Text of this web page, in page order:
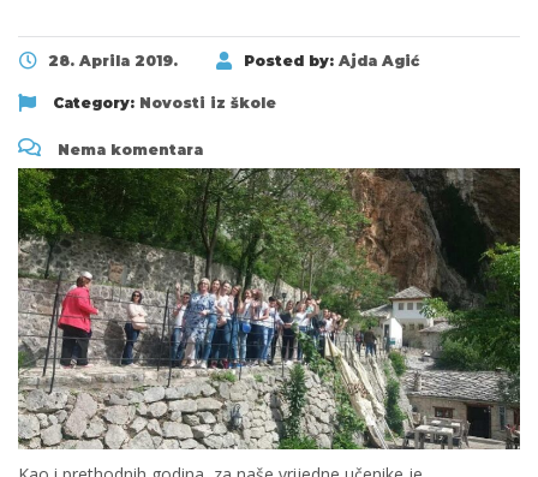
28. Aprila 2019. Posted by: Ajda Agić
Category: Novosti iz škole
Nema komentara